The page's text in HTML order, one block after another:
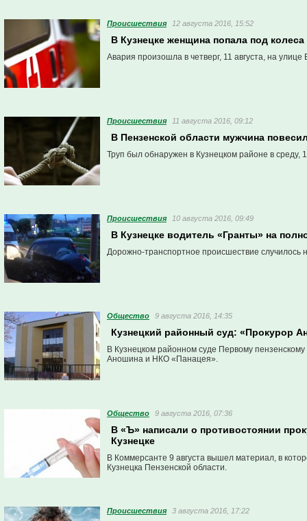
Проиcшествия 12 августа 2016, 15:52
В Кузнецке женщина попала под
Авария произошла в четверг, 11 августа, на улице
Проиcшествия 11 августа 2016, 09:12
В Пензенской области мужчина
Труп был обнаружен в Кузнецком районе в среду,
Проиcшествия 10 августа 2016, 09:49
В Кузнецке водитель «Гранты» на
Дорожно-транспортное происшествие случилось
Общество 9 августа 2016, 14:35
Кузнецкий районный суд: «Прокурор
В Кузнецком районном суде Первому
Аношина и НКО «Панацея».
Общество 9 августа 2016, 07:36
В «Ъ» написали о противостоянии
Кузнецке
В Коммерсанте 9 августа вышел материал, в
Кузнецка Пензенской области.
Проиcшествия 3 августа 2016, 17:22